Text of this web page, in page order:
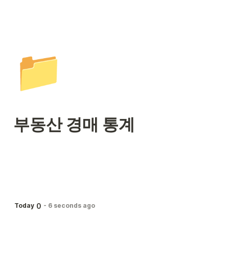
📁
부동산 경매 통계
Today 0 - 6 seconds ago